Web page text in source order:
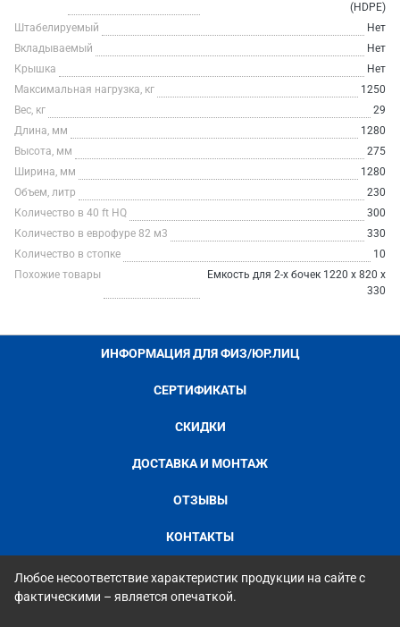
(HDPE)
Штабелируемый
Нет
Вкладываемый
Нет
Крышка
Нет
Максимальная нагрузка, кг
1250
Вес, кг
29
Длина, мм
1280
Высота, мм
275
Ширина, мм
1280
Объем, литр
230
Количество в 40 ft HQ
300
Количество в еврофуре 82 м3
330
Количество в стопке
10
Похожие товары
Емкость для 2-х бочек 1220 х 820 х
330
ИНФОРМАЦИЯ ДЛЯ ФИЗ/ЮР.ЛИЦ
СЕРТИФИКАТЫ
СКИДКИ
ДОСТАВКА И МОНТАЖ
ОТЗЫВЫ
КОНТАКТЫ
Любое несоответствие характеристик продукции на сайте с
фактическими – является опечаткой.